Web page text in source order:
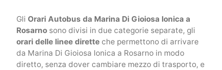
Gli Orari Autobus da Marina Di Gioiosa Ionica a
Rosarnosono divisi in due categorie separate, gli
orari delle linee diretteche permettono di arrivare
da Marina Di Gioiosa Ionica a Rosarno in modo
diretto, senza dover cambiare mezzo di trasporto, e